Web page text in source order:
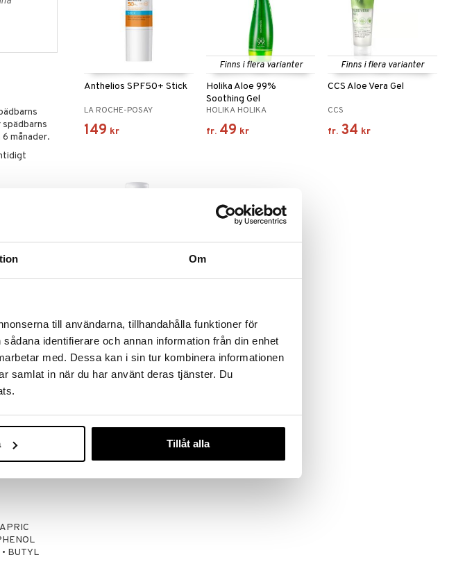
Om
till användarna, tillhandahålla funktioner för
identifierare och annan information från din enhet
med. Dessa kan i sin tur kombinera informationen
samlat in när du har använt deras tjänster. Du
Tillåt alla
månader.
skyddas
ut.
kommer i
för barn.
BUTYL
Anthelios SPF50+ Stick
LA ROCHE-POSAY
149 kr
Finns i flera varianter
Holika Aloe 99%
Soothing Gel
HOLIKA HOLIKA
fr. 49 kr
Finns i flera varianter
CCS Aloe Vera Gel
CCS
fr. 34 kr
39 kr